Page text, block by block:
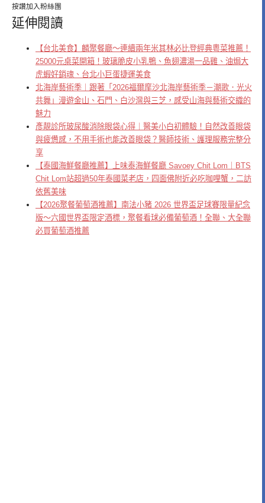
按讚加入粉絲團
延伸閱讀
【台北美食】麟聚餐廳～連續兩年米其林必比登經典粵菜推薦！
25000元桌菜開箱！玻璃脆皮小乳鴨、魚翅濃湯一品雞、油焗大
虎蝦好銷魂、台北小巨蛋捷運美食
北海岸藝術季｜跟著「2026福爾摩沙北海岸藝術季－潮歌．光火
共舞」漫遊金山、石門、白沙灣與三芝，感受山海與藝術交織的
魅力
彥靚診所玻尿酸消除眼袋心得｜醫美小白初體驗！自然改善眼袋
與疲憊感，不用手術也能改善眼袋？醫師技術、護理服務完整分
享
【泰國海鮮餐廳推薦】上味泰海鮮餐廳 Savoey Chit Lom｜BTS
Chit Lom站超過50年泰國菜老店，四面佛附近必吃咖哩蟹，二訪
依舊美味
【2026聚餐葡萄酒推薦】南法小豬 2026 世界盃足球賽限量紀念
版～六國世界盃限定酒標，聚餐看球必備葡萄酒！全聯、大全聯
必買葡萄酒推薦